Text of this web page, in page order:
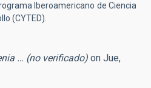
Iberoamericano de Ciencia
(CYTED).
… (no verificado) on Jue,